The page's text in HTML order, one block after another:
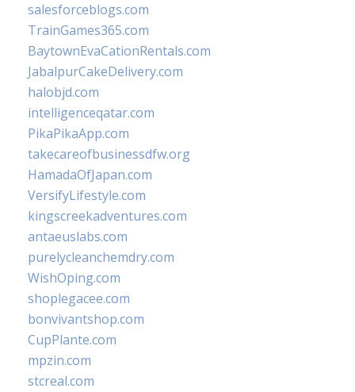
salesforceblogs.com
TrainGames365.com
BaytownEvaCationRentals.com
JabalpurCakeDelivery.com
halobjd.com
intelligenceqatar.com
PikaPikaApp.com
takecareofbusinessdfw.org
HamadaOfJapan.com
VersifyLifestyle.com
kingscreekadventures.com
antaeuslabs.com
purelycleanchemdry.com
WishOping.com
shoplegacee.com
bonvivantshop.com
CupPlante.com
mpzin.com
stcreal.com